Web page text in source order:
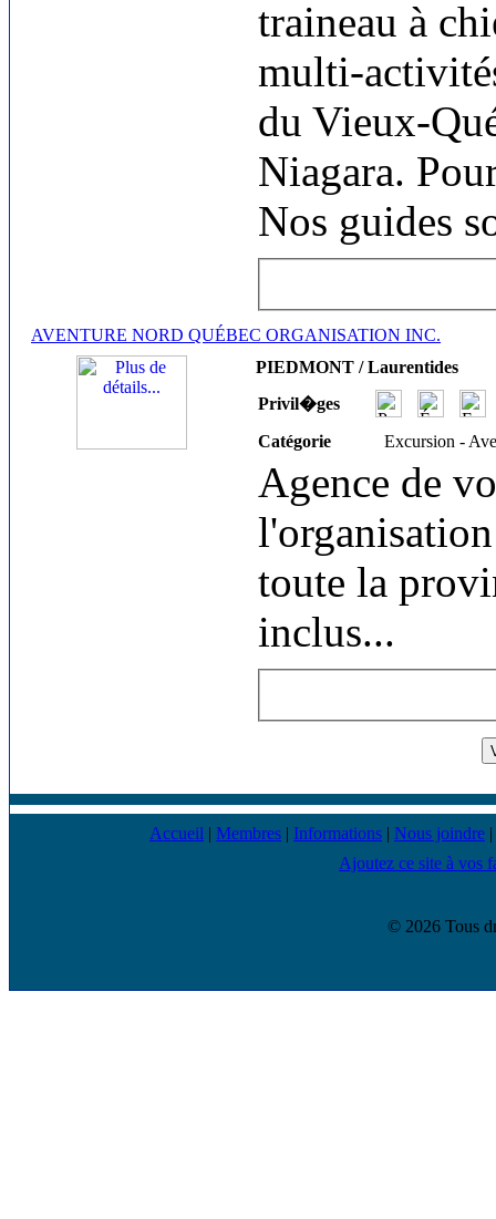
traineau à
multi-
du Vieux-
Niagara.
Nos guides
AVENTURE NORD QUÉBEC ORGANISATION INC.
PIEDMONT / Laurentides
Privil�ges
Catégorie
Excursion -
Agence de
toute la
inclus...
Accueil | Membres | Informations | Nous joindre |
Ajoutez ce site à vos
© 2026 Tous